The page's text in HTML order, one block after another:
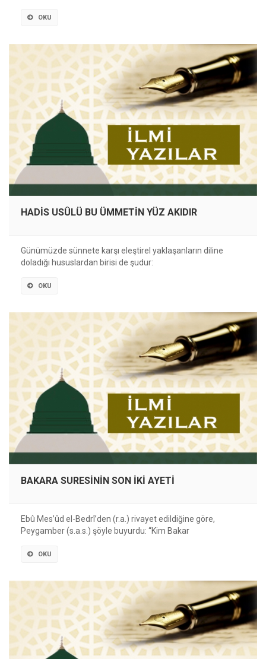
OKU
HADİS USÛLÜ BU ÜMMETİN YÜZ AKIDIR
Günümüzde sünnete karşı eleştirel yaklaşanların diline
doladığı hususlardan birisi de şudur:
OKU
BAKARA SURESİNİN SON İKİ AYETİ
Ebû Mes’ûd el-Bedrî’den (r.a.) rivayet edildiğine göre,
Peygamber (s.a.s.) şöyle buyurdu: “Kim Bakar
OKU